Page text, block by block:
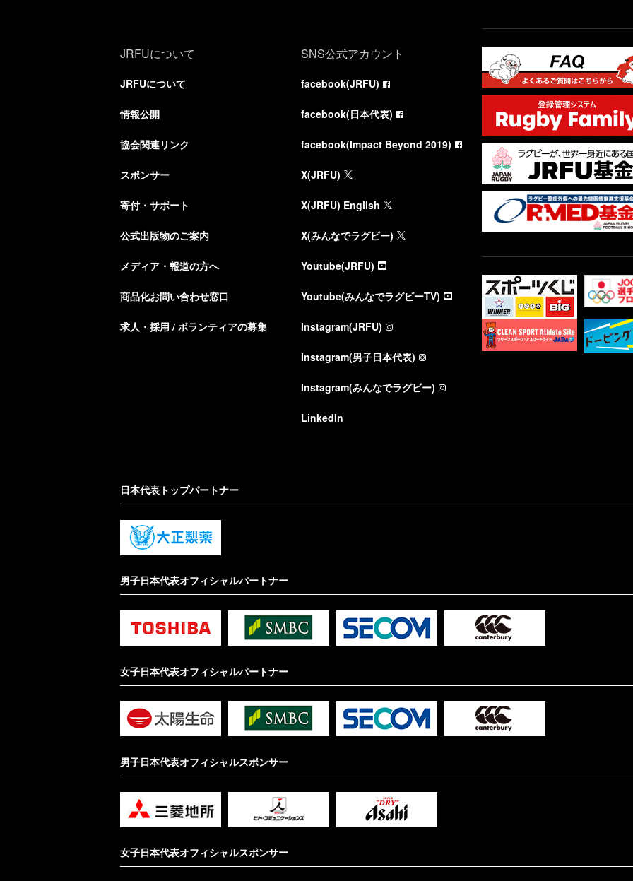
JRFUについて
JRFUについて
情報公開
協会関連リンク
スポンサー
寄付・サポート
公式出版物のご案内
メディア・報道の方へ
商品化お問い合わせ窓口
求人・採用 / ボランティアの募集
SNS公式アカウント
facebook(JRFU)
facebook(日本代表)
facebook(Impact Beyond 2019)
X(JRFU)
X(JRFU) English
X(みんなでラグビー)
Youtube(JRFU)
Youtube(みんなでラグビーTV)
Instagram(JRFU)
Instagram(男子日本代表)
Instagram(みんなでラグビー)
LinkedIn
日本代表トップパートナー
男子日本代表オフィシャルパートナー
女子日本代表オフィシャルパートナー
男子日本代表オフィシャルスポンサー
女子日本代表オフィシャルスポンサー